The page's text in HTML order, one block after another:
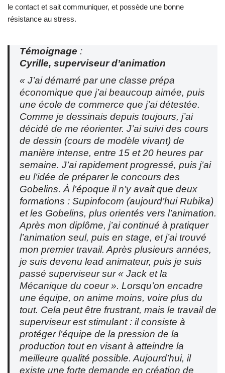
le contact et sait communiquer, et possède une bonne
résistance au stress.
Témoignage :
Cyrille, superviseur d’animation
« J’ai démarré par une classe prépa
économique que j’ai beaucoup aimée, puis
une école de commerce que j’ai détestée.
Comme je dessinais depuis toujours, j’ai
décidé de me réorienter. J’ai suivi des cours
de dessin (cours de modèle vivant) de
manière intense, entre 15 et 20 heures par
semaine. J’ai rapidement progressé, puis j’ai
eu l’idée de préparer le concours des
Gobelins. À l’époque il n’y avait que deux
formations : Supinfocom (aujourd’hui Rubika)
et les Gobelins, plus orientés vers l’animation.
Après mon diplôme, j’ai continué à pratiquer
l’animation seul, puis en stage, et j’ai trouvé
mon premier travail. Après plusieurs années,
je suis devenu lead animateur, puis je suis
passé superviseur sur « Jack et la
Mécanique du coeur ». Lorsqu’on encadre
une équipe, on anime moins, voire plus du
tout. Cela peut être frustrant, mais le travail de
superviseur est stimulant : il consiste à
protéger l’équipe de la pression de la
production tout en visant à atteindre la
meilleure qualité possible. Aujourd’hui, il
existe une forte demande en création de